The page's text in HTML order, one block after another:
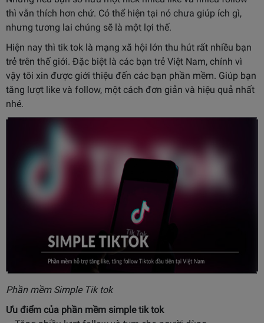
thì vẫn thích hơn chứ. Có thể hiện tại nó chưa giúp ích gì,
nhưng tương lai chúng sẽ là một lợi thế.
Hiện nay thì tik tok là mạng xã hội lớn thu hút rất nhiều bạn
trẻ trên thế giới. Đặc biệt là các bạn trẻ Việt Nam, chính vì
vậy tôi xin được giới thiệu đến các bạn phần mềm. Giúp bạn
tăng lượt like và follow, một cách đơn giản và hiệu quả nhất
nhé.
Phần mềm Simple Tik tok
Ưu điểm của phần mềm simple tik tok